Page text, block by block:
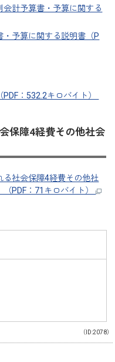
計予算書・予算に関する
予算に関する説明書（P
：532.2キロバイト）
保障4経費その他社会
社会保障4経費その他社
（PDF：71キロバイト）
（ID:2078）